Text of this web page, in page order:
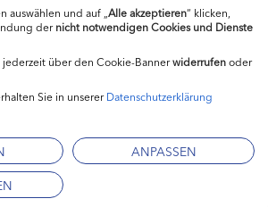
Impressum
Mediadaten
Datenschutzerklärung
und auf „ Alle akzeptieren“ klicken,
dernicht notwendigen Cookies und Dienste
jederzeit über den Cookie-Bannerwiderrufenoder
Sie in unsererDatenschutzerklärung
ANPASSEN